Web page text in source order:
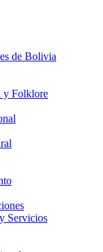
de Bolivia
y Folklore
Servicios